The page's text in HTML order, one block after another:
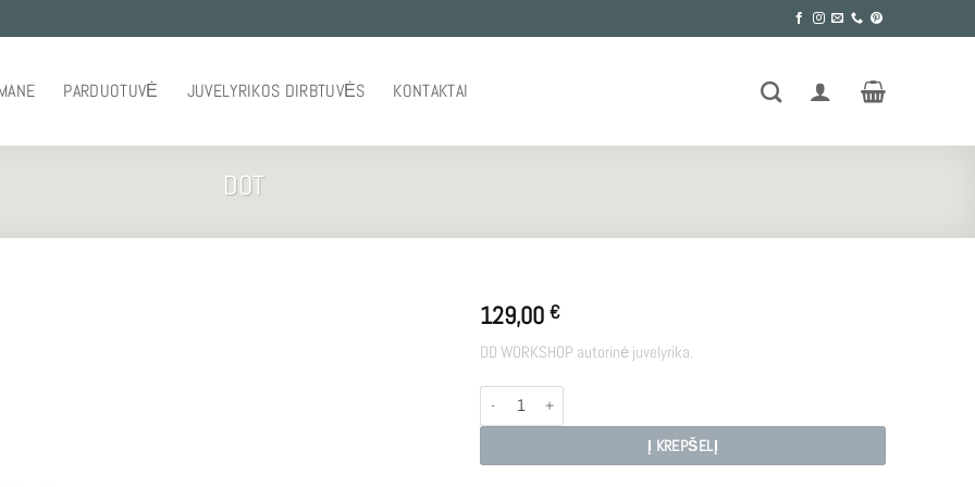
PARDUOTUVĖ JUVELYRIKOS DIRBTUVĖS KONTAKTAI
DOT
129,00 €
DD WORKSHOP autorinė juvelyrika.
produkto kiekis: DOT
Į KREPŠELĮ